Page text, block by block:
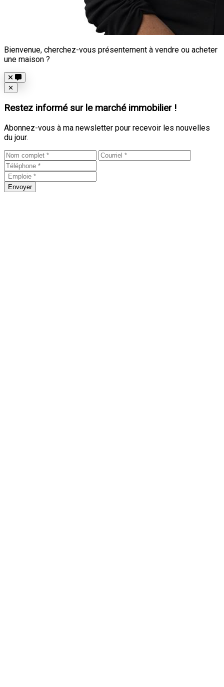
Bienvenue, cherchez-vous présentement à vendre ou acheter
une maison ?
Close
✕
Restez informé sur le marché immobilier !
Abonnez-vous à ma newsletter pour recevoir les nouvelles
du jour.
Envoyer